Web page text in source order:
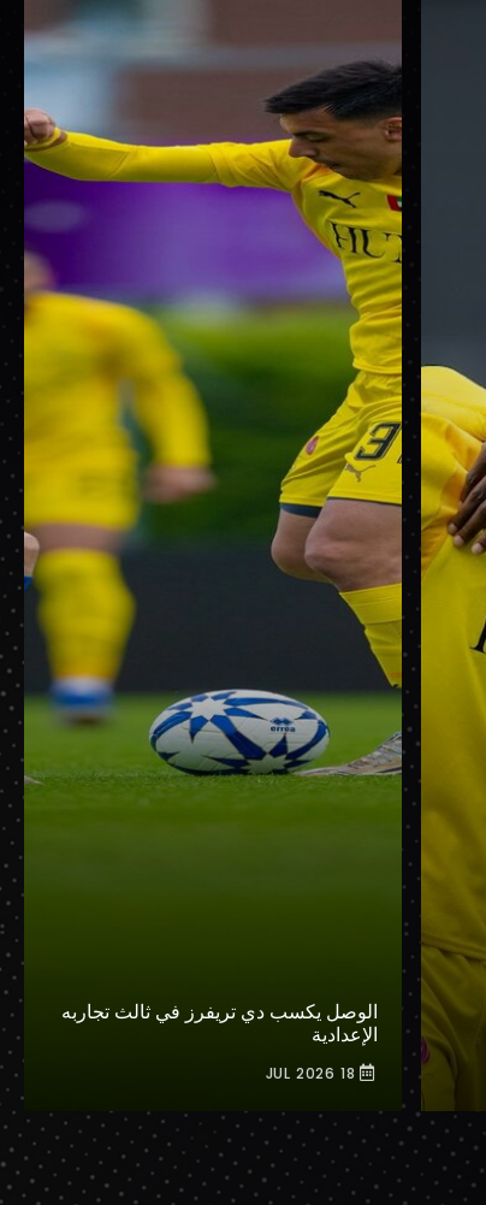
الوصل يكسب دي تريفرز في ثالث تجاربه
الإعدادية
18 JUL 2026